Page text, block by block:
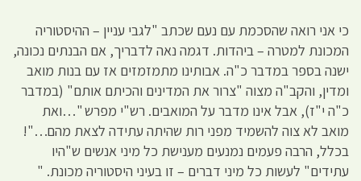
כי אני רואה שהסכמת עם נעם שכתב "לגבי עניין – ההיסטוריה
המכונת למטרה – ביהדות. דגמה נאה לדבריך, אם הבנתים נכונה,
ישנה בספר במדבר כ"ה. אבותינו מתמזמזים אז עם בנות מואב
ומדין, והקב"ה מצוה "צרור את המדינים והכיתם אותם" (במדבר
כ"ה י"ז), אבל אינו מדבר על המואבים. רש"י מפרש "…ואת
מואב לא צוה להשמיד מפני רות שהיתה עתידה לצאת מהם…"!
בכלל, הרבה פעמים נמנעים מענישת כל מיני אנשים ש"היו
עתידים" לעשות כל מיני דברים – זו בעיני היסטוריה מכונת. "